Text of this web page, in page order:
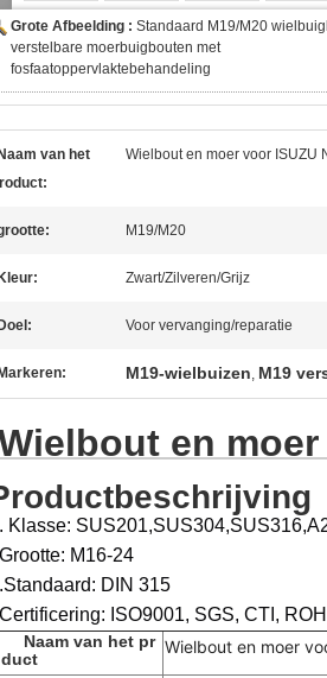
Grote Afbeelding : Standaard M19/M20
verstelbare moerbuigbouten met
fosfaatoppervlaktebehandeling
van het
Wielbout en moer voor ISUZU
M19/M20
Zwart/Zilveren/Grijz
Voor vervanging/reparatie
M19-wielbuizen, M19
en
Klasse:
M16-24
DIN 315
ISO9001, SGS, CTI,
Naam van het pr Wielbout en moer